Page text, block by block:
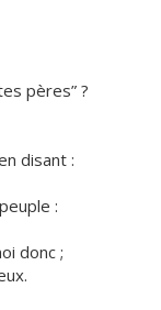
pères” ?
disant :
:
donc ;